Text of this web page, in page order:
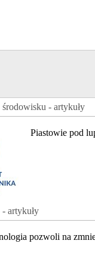
- artykuły
Piastowie pod
artykuły
pozwoli na